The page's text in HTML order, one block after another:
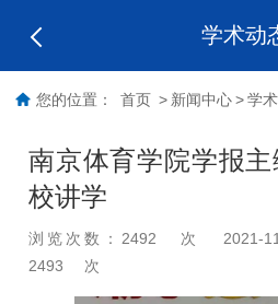
学术动
您的位置： 首页 > 新闻中心 > 学
南京体育学院学报
校讲学
浏览次数： 2492 次 2021-
2493
次